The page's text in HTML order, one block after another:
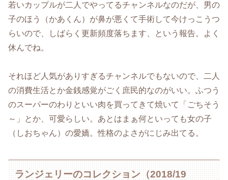
若いカップルが二人でやってるチャンネルなのだが、男の
子のほう（かあくん）が鼻が悪くて手術して今けっこうつ
らいので、しばらく更新頻度落ちます、という報告。よく
休んでね。
それほど人気がありすぎるチャンネルでもないので、二人
の消費生活とか金銭感覚がごく庶民的なのがいい。ふつう
のスーパーのわりといい肉を買ってきて焼いて「ごちそう
～」とか、可愛らしい。あとはまぁ何といっても女の子
（しおちゃん）の愛嬌。性格のよさがにじみ出てる。
ランジェリーのコレクション（2018/19